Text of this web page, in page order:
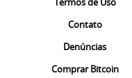
Contato
Denúncias
Comprar Bitcoin